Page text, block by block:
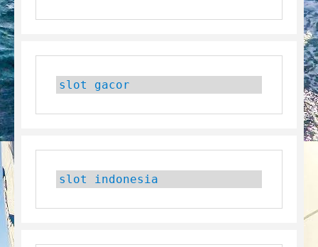
slot gacor
slot indonesia